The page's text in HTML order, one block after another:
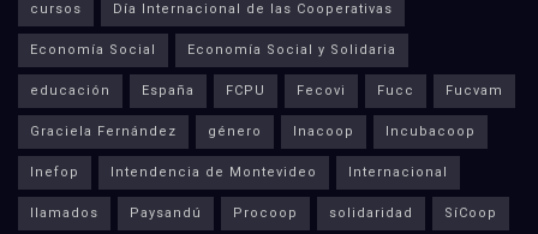
cursos Día Internacional de las Cooperativas
Economía Social Economía Social y Solidaria
educación España FCPU Fecovi Fucc Fucvam
Graciela Fernández género Inacoop Incubacoop
Inefop Intendencia de Montevideo Internacional
llamados Paysandú Procoop solidaridad SíCoop